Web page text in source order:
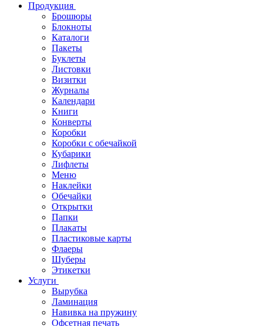
Продукция
Брошюры
Блокноты
Каталоги
Пакеты
Буклеты
Листовки
Визитки
Журналы
Календари
Книги
Конверты
Коробки
Коробки с обечайкой
Кубарики
Лифлеты
Меню
Наклейки
Обечайки
Открытки
Папки
Плакаты
Пластиковые карты
Флаеры
Шуберы
Этикетки
Услуги
Вырубка
Ламинация
Навивка на пружину
Офсетная печать